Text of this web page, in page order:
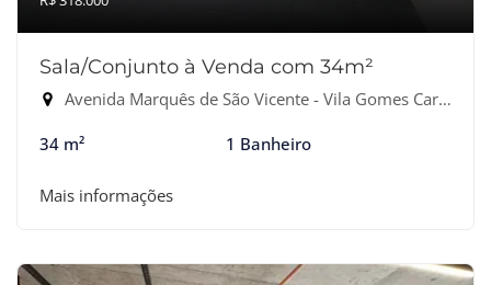
Sala/Conjunto à Venda com 34m²
Avenida Marquês de São Vicente - Vila Gomes Cardim, São Paulo-SP
34 m² 1 Banheiro
Mais informações